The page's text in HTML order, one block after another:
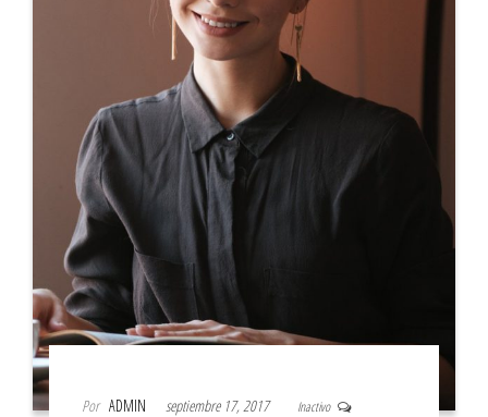
Por ADMIN septiembre 17, 2017 Inactivo